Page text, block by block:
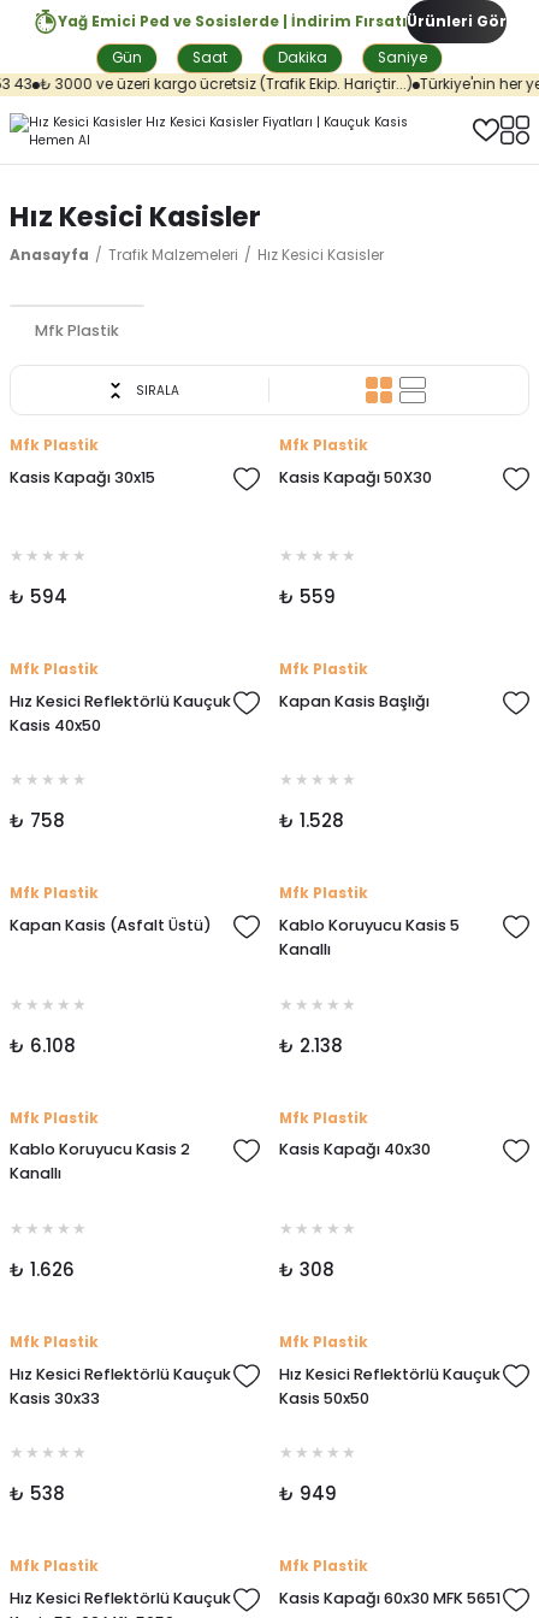
Yağ Emici Ped ve Sosislerde | İndirim Fırsatı
Gün
Saat Dakika Saniye
Ürünleri Gör
₺ 3000 ve üzeri kargo ücretsiz (Trafik Ekip. Hariçtir...) Türkiye'nin her
Hız Kesici Kasisler
Anasayfa Trafik Malzemeleri Hız Kesici Kasisler
Mfk Plastik
SIRALA
Mfk Plastik
Kasis Kapağı 30x15
₺ 594
Mfk Plastik
Kasis Kapağı 50X30
₺ 559
Mfk Plastik
Hız Kesici Reflektörlü Kauçuk
Kasis 40x50
₺ 758
Mfk Plastik
Kapan Kasis Başlığı
₺ 1.528
Mfk Plastik
Kapan Kasis (Asfalt Üstü)
₺ 6.108
Mfk Plastik
Kablo Koruyucu Kasis 5
Kanallı
₺ 2.138
Mfk Plastik
Kablo Koruyucu Kasis 2
Kanallı
₺ 1.626
Mfk Plastik
Kasis Kapağı 40x30
₺ 308
Mfk Plastik
Hız Kesici Reflektörlü Kauçuk
Kasis 30x33
₺ 538
Mfk Plastik
Hız Kesici Reflektörlü Kauçuk
Kasis 50x50
₺ 949
Mfk Plastik
Hız Kesici Reflektörlü Kauçuk
Mfk Plastik
Kasis Kapağı 60x30 MFK 5651